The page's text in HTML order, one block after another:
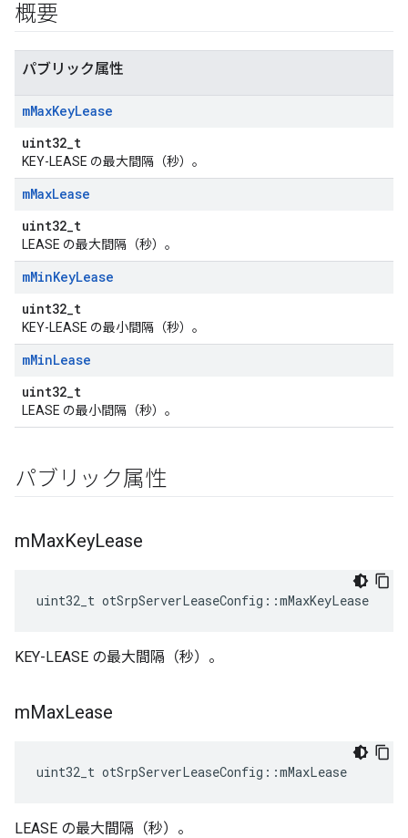
概要
パブリック属性
mMaxKeyLease
uint32_t
KEY-LEASE の最大間隔（秒）。
mMaxLease
uint32_t
LEASE の最大間隔（秒）。
mMinKeyLease
uint32_t
KEY-LEASE の最小間隔（秒）。
mMinLease
uint32_t
LEASE の最小間隔（秒）。
パブリック属性
mMaxKeyLease
uint32_t otSrpServerLeaseConfig ::mMaxKeyLease
KEY-LEASE の最大間隔（秒）。
mMaxLease
uint32_t otSrpServerLeaseConfig ::mMaxLease
LEASE の最大間隔（秒）。